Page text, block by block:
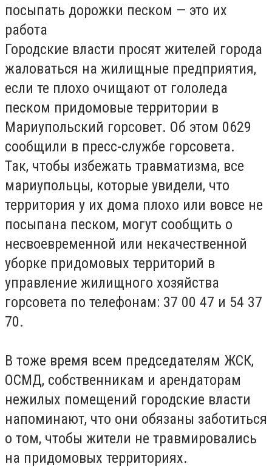
посыпать дорожки песком — это их
работа
Городские власти просят жителей города
жаловаться на жилищные предприятия,
если те плохо очищают от гололеда
песком придомовые территории в
Мариупольский горсовет. Об этом 0629
сообщили в пресс-службе горсовета.
Так, чтобы избежать травматизма, все
мариупольцы, которые увидели, что
территория у их дома плохо или вовсе не
посыпана песком, могут сообщить о
несвоевременной или некачественной
уборке придомовых территорий в
управление жилищного хозяйства
горсовета по телефонам: 37 00 47 и 54 37
70.
В тоже время всем председателям ЖСК,
ОСМД, собственникам и арендаторам
нежилых помещений городские власти
напоминают, что они обязаны заботиться
о том, чтобы жители не травмировались
на придомовых территориях.